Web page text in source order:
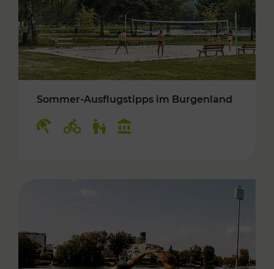
Sommer-Ausflugstipps im Burgenland